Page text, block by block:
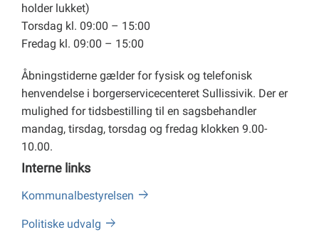
holder lukket)
Torsdag kl. 09:00 – 15:00
Fredag kl. 09:00 – 15:00
Åbningstiderne gælder for fysisk og telefonisk
henvendelse i borgerservicecenteret Sullissivik. Der er
mulighed for tidsbestilling til en sagsbehandler
mandag, tirsdag, torsdag og fredag klokken 9.00-
10.00.
Interne links
Kommunalbestyrelsen
Politiske udvalg